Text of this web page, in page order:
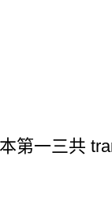
本第一三共